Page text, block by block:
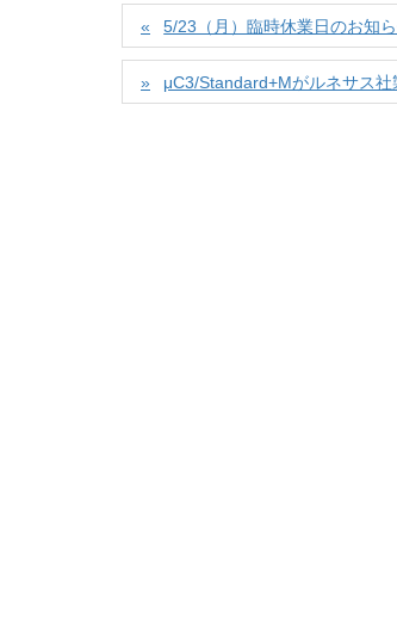
5/23（月）臨時休業日のお知
μC3/Standard+Mがルネサス